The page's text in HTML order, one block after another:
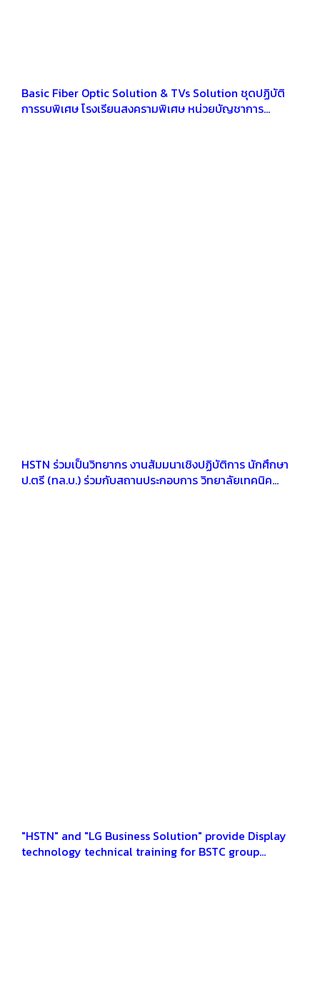
Basic Fiber Optic Solution & TVs Solution ชุดปฏิบัติ
การรบพิเศษ โรงเรียนสงครามพิเศษ หน่วยบัญชาการ
HSTN ร่วมเป็นวิทยากร งานสัมมนาเชิงปฏิบัติการ นักศึกษา
ป.ตรี (ทล.บ.) ร่วมกับสถานประกอบการ วิทยาลัยเทคนิค
"HSTN" and "LG Business Solution" provide Display
technology technical training for BSTC group